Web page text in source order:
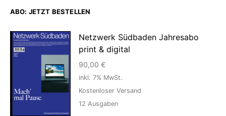
ABO: JETZT BESTELLEN
Netzwerk Südbaden Jahresabo
print & digital
90,00 €
inkl. 7% MwSt.
Kostenloser Versand
12 Ausgaben